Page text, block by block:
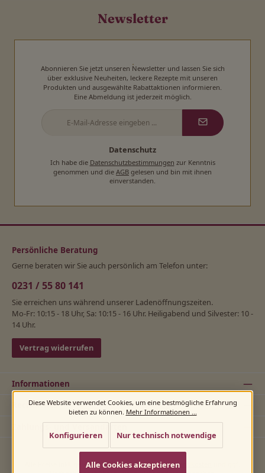
Persönliche Beratung
Gerne beraten wir Sie auch persönlich am Telefon unter:
0231 / 55 80 141
Sie erreichen uns während unserer Ladenöffnungszeiten.
Mo-Fr: 10:15 - 18 Uhr, Sa: 10:15 - 16 Uhr. Heiligabend und Silvester: 10 -
14 Uhr.
Vertrag widerrufen
Informationen
Rechtliches
Newsletter
Abonnieren Sie jetzt unseren Newsletter und lassen Sie sich
über exklusive Neuheiten, leckere Rezepte mit unseren
Produkten und ausgewählte Rabattaktionen informieren.
Eine Abmeldung ist jederzeit möglich.
Datenschutz
Ich habe die Datenschutzbestimmungen zur Kenntnis
genommen und die AGB gelesen und bin mit ihnen
einverstanden.
Alle Preise inkl. gesetzl. Mehrwertsteuer zzgl.Versandkosten
Diese Website verwendet Cookies, um eine bestmögliche Erfahrung
bieten zu können. Mehr Informationen ...
Nur technisch notwendige
Konfigurieren
Alle Cookies akzeptieren